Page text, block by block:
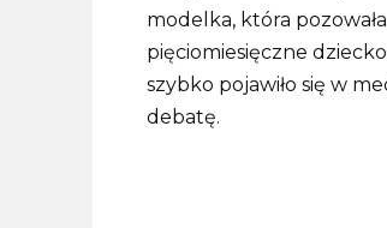
modelka, która
pięciomiesięczne
szybko pojawiło się w
debatę.